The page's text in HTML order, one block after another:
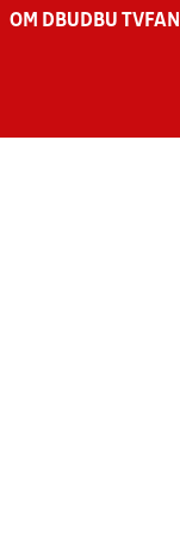
OM DBU DBU TV